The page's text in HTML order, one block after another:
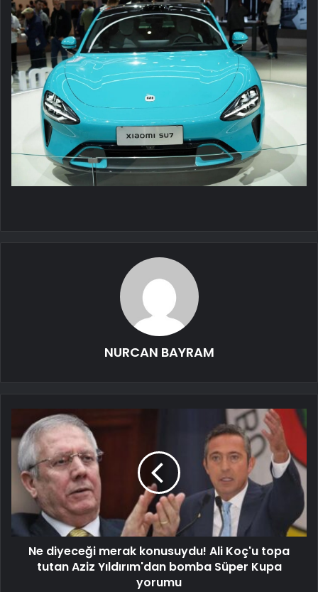
NURCAN BAYRAM
Ne diyeceği merak konusuydu! Ali Koç'u topa
tutan Aziz Yıldırım'dan bomba Süper Kupa
yorumu